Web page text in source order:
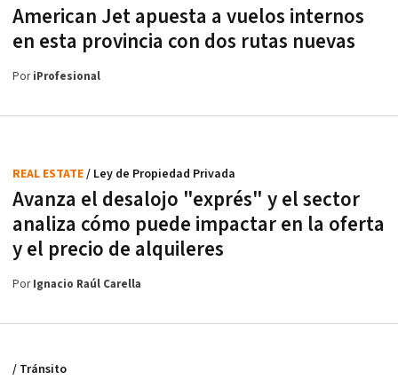
American Jet apuesta a vuelos internos
en esta provincia con dos rutas nuevas
PoriProfesional
Avanza el desalojo "exprés" y el sector
analiza cómo puede impactar en la oferta
y el precio de alquileres
REAL ESTATE/ Ley de Propiedad Privada
PorIgnacio Raúl Carella
/ Tránsito